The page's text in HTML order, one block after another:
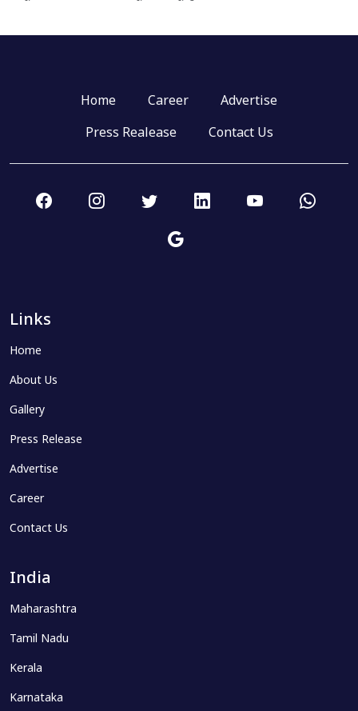
Home Career
Advertise
Press Realease
Contact Us
Links
Home
About Us
Gallery
Press Release
Advertise
Career
Contact Us
India
Maharashtra
Tamil Nadu
Kerala
Karnataka